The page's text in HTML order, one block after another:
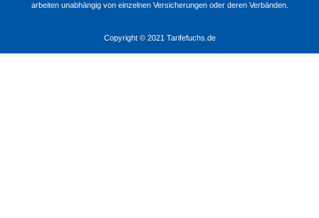
arbeiten unabhängig von einzelnen Versicherungen oder deren Verbänden.
Copyright © 2021 Tarifefuchs.de